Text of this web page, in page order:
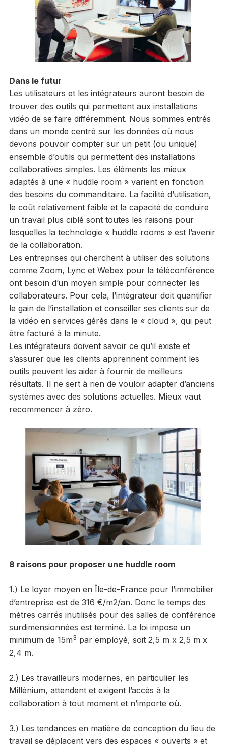
Dans le futur
Les utilisateurs et les intégrateurs auront besoin de
trouver des outils qui permettent aux installations
vidéo de se faire différemment. Nous sommes entrés
dans un monde centré sur les données où nous
devons pouvoir compter sur un petit (ou unique)
ensemble d’outils qui permettent des installations
collaboratives simples. Les éléments les mieux
adaptés à une « huddle room » varient en fonction
des besoins du commanditaire. La facilité d’utilisation,
le coût relativement faible et la capacité de conduire
un travail plus ciblé sont toutes les raisons pour
lesquelles la technologie « huddle rooms » est l’avenir
de la collaboration.
Les entreprises qui cherchent à utiliser des solutions
comme Zoom, Lync et Webex pour la téléconférence
ont besoin d’un moyen simple pour connecter les
collaborateurs. Pour cela, l’intégrateur doit quantifier
le gain de l’installation et conseiller ses clients sur de
la vidéo en services gérés dans le « cloud », qui peut
être facturé à la minute.
Les intégrateurs doivent savoir ce qu’il existe et
s’assurer que les clients apprennent comment les
outils peuvent les aider à fournir de meilleurs
résultats. Il ne sert à rien de vouloir adapter d’anciens
systèmes avec des solutions actuelles. Mieux vaut
recommencer à zéro.
8 raisons pour proposer une huddle room
1.) Le loyer moyen en Île-de-France pour l’immobilier
d’entreprise est de 316 €/m2/an. Donc le temps des
mètres carrés inutilisés pour des salles de conférence
surdimensionnées est terminé. La loi impose un
minimum de 15m3 par employé, soit 2,5 m x 2,5 m x
2,4 m.
2.) Les travailleurs modernes, en particulier les
Millénium, attendent et exigent l’accès à la
collaboration à tout moment et n’importe où.
3.) Les tendances en matière de conception du lieu de
travail se déplacent vers des espaces « ouverts » et